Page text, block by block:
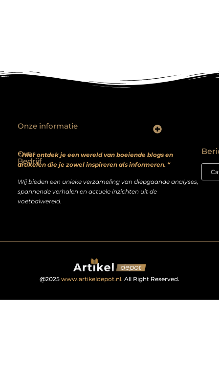
Over
Bedrijf
” Hier ontdek je een wereld van boeiende blogs en
artikelen die je zowel inspireren als informeren. “
Wij bieden een unieke verzameling van diepgaande analyses,
spannende verhalen en actuele inzichten uit de
voetbalwereld.
Onze informatie
@2025 www.artikeldepot.nl. All Right Reserved.